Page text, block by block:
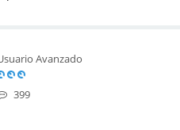
Avanzado
399